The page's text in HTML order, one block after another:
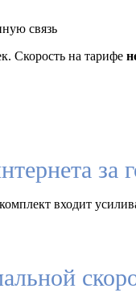
связь
Скорость на тарифе
за
входит